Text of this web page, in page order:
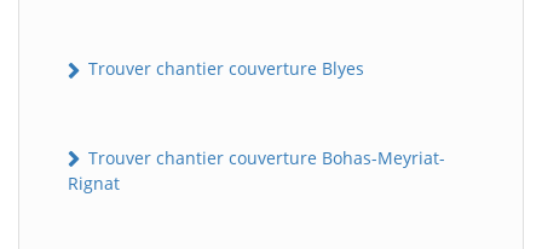
Trouver chantier couverture Blyes
Trouver chantier couverture Bohas-Meyriat-
Rignat